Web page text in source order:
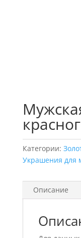
Категории:
Украшения для
Описание